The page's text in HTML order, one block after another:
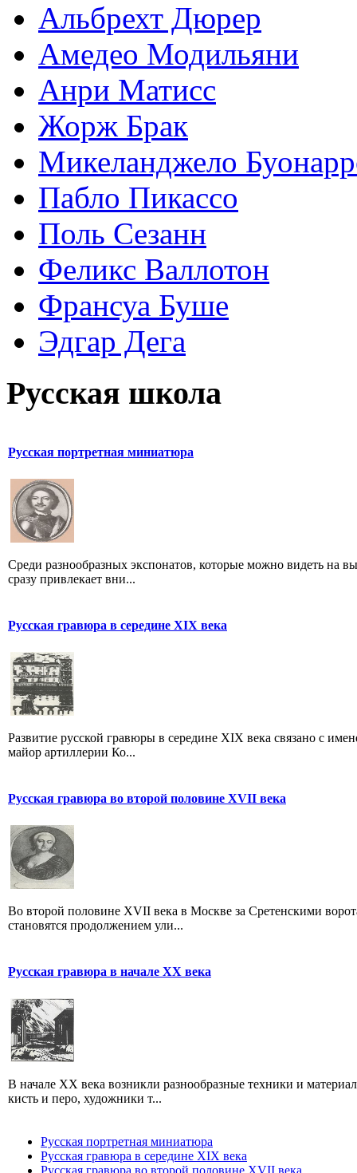
Альбрехт Дюрер
Амедео Модильяни
Анри Матисс
Жорж Брак
Микеланджело
Пабло Пикассо
Поль Сезанн
Феликс Валлотон
Франсуа Буше
Эдгар Дега
Русская школа
Русская портретная миниатюра
Среди разнообразных экспонатов, которые можно видеть на
сразу привлекает вни...
Русская гравюра в середине XIX века
Развитие русской гравюры в середине XIX века связано с
майор артиллерии Ко...
Русская гравюра во второй половине XVII века
Во второй половине XVII века в Москве за Сретенскими
становятся продолжением ули...
Русская гравюра в начале XX века
В начале XX века возникли разнообразные техники и
кисть и перо, художники т...
Русская портретная миниатюра
Русская гравюра в середине XIX века
Русская гравюра во второй половине XVII века